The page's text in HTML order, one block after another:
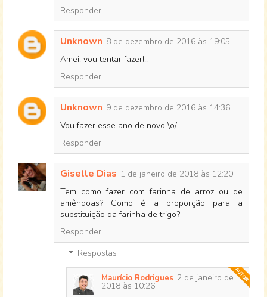
Responder
Unknown 8 de dezembro de 2016 às 19:05
Amei! vou tentar fazer!!!
Responder
Unknown 9 de dezembro de 2016 às 14:36
Vou fazer esse ano de novo \o/
Responder
Giselle Dias 1 de janeiro de 2018 às 12:20
Tem como fazer com farinha de arroz ou de
amêndoas? Como é a proporção para a
substituição da farinha de trigo?
Responder
Respostas
Maurício Rodrigues 2 de janeiro de
2018 às 10:26